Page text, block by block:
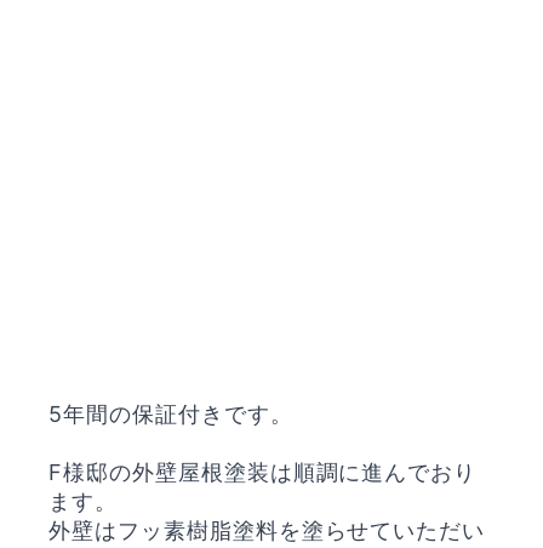
5年間の保証付きです。
F様邸の外壁屋根塗装は順調に進んでおり
ます。
外壁はフッ素樹脂塗料を塗らせていただい